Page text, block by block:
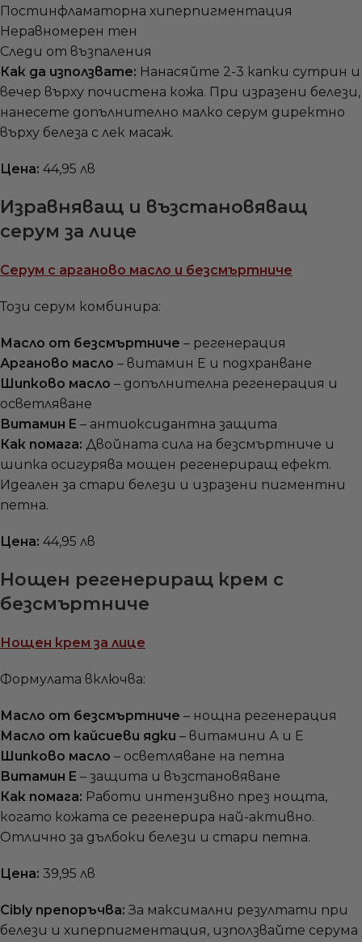
Постинфламаторна хиперпигментация
Неравномерен тен
Следи от възпаления
Как да използвате: Нанасяйте 2-3 капки сутрин и
вечер върху почистена кожа. При изразени белези,
нанесете допълнително малко серум директно
върху белеза с лек масаж.
Цена: 44,95 лв
Изравняващ и възстановяващ
серум за лице
Серум с арганово масло и безсмъртниче
Този серум комбинира:
Масло от безсмъртниче – регенерация
Арганово масло – витамин E и подхранване
Шипково масло – допълнителна регенерация и
осветляване
Витамин E – антиоксидантна защита
Как помага: Двойната сила на безсмъртниче и
шипка осигурява мощен регенериращ ефект.
Идеален за стари белези и изразени пигментни
петна.
Цена: 44,95 лв
Нощен регенериращ крем с
безсмъртниче
Нощен крем за лице
Формулата включва:
Масло от безсмъртниче – нощна регенерация
Масло от кайсиеви ядки – витамини А и Е
Шипково масло – осветляване на петна
Витамин E – защита и възстановяване
Как помага: Работи интензивно през нощта,
когато кожата се регенерира най-активно.
Отлично за дълбоки белези и стари петна.
Цена: 39,95 лв
Cibly препоръчва: За максимални резултати при
белези и хиперпигментация, използвайте серума